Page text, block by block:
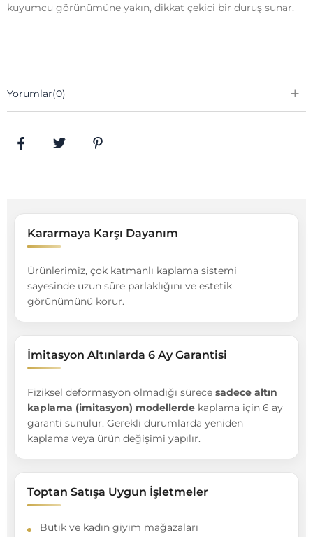
kuyumcu görünümüne yakın, dikkat çekici bir duruş sunar.
Yorumlar(0)
Kararmaya Karşı Dayanım
Ürünlerimiz, çok katmanlı kaplama sistemi
sayesinde uzun süre parlaklığını ve estetik
görünümünü korur.
İmitasyon Altınlarda 6 Ay Garantisi
Fiziksel deformasyon olmadığı sürece sadece altın
kaplama (imitasyon) modellerde kaplama için 6 ay
garanti sunulur. Gerekli durumlarda yeniden
kaplama veya ürün değişimi yapılır.
Toptan Satışa Uygun İşletmeler
Butik ve kadın giyim mağazaları